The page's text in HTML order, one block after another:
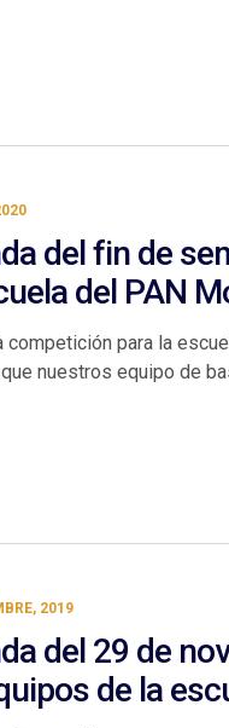
del fin de
del PAN
competición para la
nuestros equipo de
2019
del 29 de
de la